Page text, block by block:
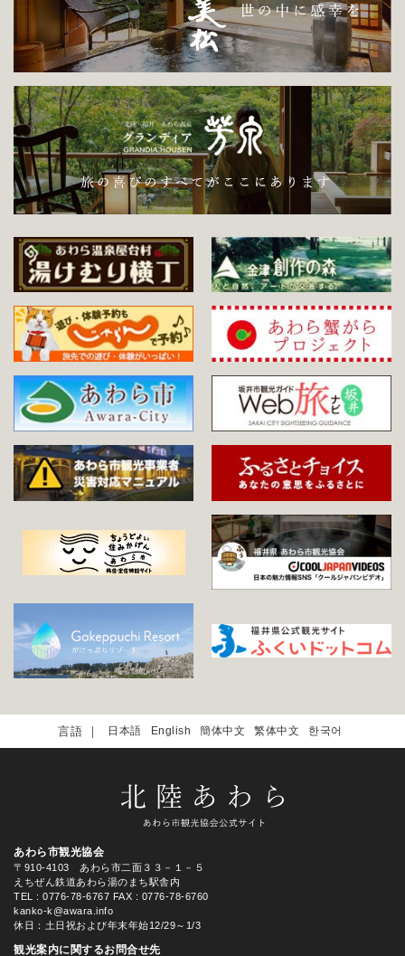
日本語 English 簡体中文 繁体中文 한국어
あわら市観光協会
〒910-4103 あわら市二面３３－１－５
えちぜん鉄道あわら湯のまち駅舎内
TEL
: 0776-78-6767 FAX : 0776-78-6760
kanko-k@awara.info
休日：土日祝および年末年始12/29～1/3
観光案内に関するお問合せ先